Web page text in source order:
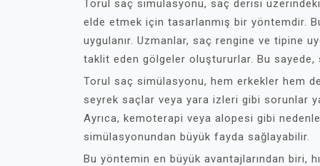
Torul saç simülasyonu, saç derisi
elde etmek için tasarlanmış bir yöntemdir.
uygulanır. Uzmanlar, saç rengine ve tipine
taklit eden gölgeler oluştururlar. Bu sayede,
Torul saç simülasyonu, hem erkekler hem
seyrek saçlar veya yara izleri gibi sorunlar
Ayrıca, kemoterapi veya alopesi gibi
simülasyonundan büyük fayda sağlayabilir.
Bu yöntemin en büyük avantajlarından biri,